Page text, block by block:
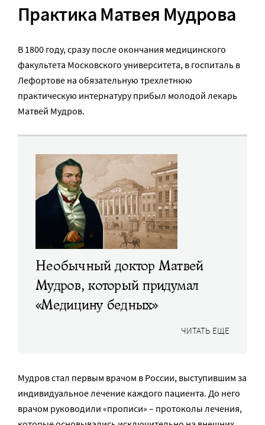
Практика Матвея Мудрова
В 1800 году, сразу после окончания медицинского
факультета Московского университета, в госпиталь в
Лефортове на обязательную трехлетнюю
практическую интернатуру прибыл молодой лекарь
Матвей Мудров.
Необычный доктор Матвей
Мудров, который придумал
«Медицину бедных»
ЧИТАТЬ ЕЩЕ
Мудров стал первым врачом в России, выступившим за
индивидуальное лечение каждого пациента. До него
врачом руководили «прописи» – протоколы лечения,